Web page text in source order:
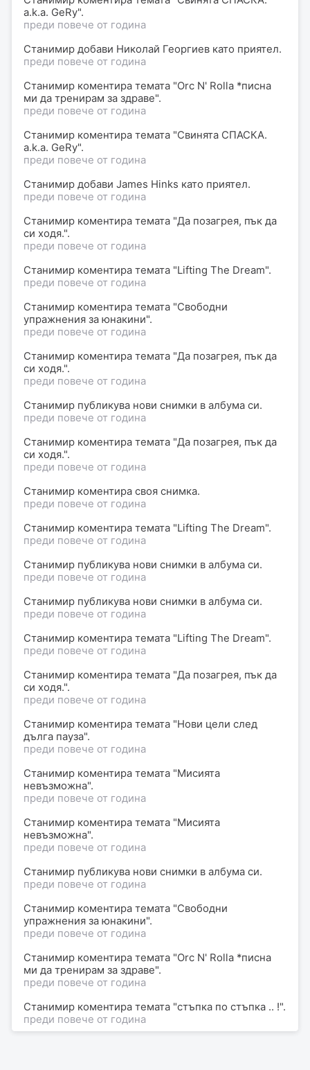
a.k.a. GeRy".
преди повече от година
Станимир добави Николай Георгиев като приятел.
преди повече от година
Станимир коментира темата "Orc N' Rolla *писна
ми да тренирам за здраве".
преди повече от година
Станимир коментира темата "Свинята СПАСКА.
a.k.a. GeRy".
преди повече от година
Станимир добави James Hinks като приятел.
преди повече от година
Станимир коментира темата "Да позагрея, пък да
си ходя.".
преди повече от година
Станимир коментира темата "Lifting The Dream".
преди повече от година
Станимир коментира темата "Свободни
упражнения за юнакини".
преди повече от година
Станимир коментира темата "Да позагрея, пък да
си ходя.".
преди повече от година
Станимир публикува нови снимки в албума си.
преди повече от година
Станимир коментира темата "Да позагрея, пък да
си ходя.".
преди повече от година
Станимир коментира своя снимка.
преди повече от година
Станимир коментира темата "Lifting The Dream".
преди повече от година
Станимир публикува нови снимки в албума си.
преди повече от година
Станимир публикува нови снимки в албума си.
преди повече от година
Станимир коментира темата "Lifting The Dream".
преди повече от година
Станимир коментира темата "Да позагрея, пък да
си ходя.".
преди повече от година
Станимир коментира темата "Нови цели след
дълга пауза".
преди повече от година
Станимир коментира темата "Мисията
невъзможна".
преди повече от година
Станимир коментира темата "Мисията
невъзможна".
преди повече от година
Станимир публикува нови снимки в албума си.
преди повече от година
Станимир коментира темата "Свободни
упражнения за юнакини".
преди повече от година
Станимир коментира темата "Orc N' Rolla *писна
ми да тренирам за здраве".
преди повече от година
Станимир коментира темата "стъпка по стъпка .. !".
преди повече от година